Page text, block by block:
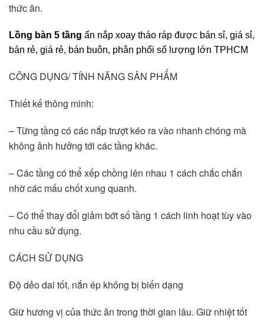
thức ăn.
Lồng bàn 5 tầng ấn nắp xoay tháo ráp được bán sỉ, giá sỉ,
bán rẻ, giá rẻ, bán buôn, phân phối số lượng lớn TPHCM
CÔNG DỤNG/ TÍNH NĂNG SẢN PHẨM
Thiết kế thông minh:
– Từng tầng có các nắp trượt kéo ra vào nhanh chóng mà
không ảnh hưởng tới các tầng khác.
– Các tầng có thể xếp chồng lên nhau 1 cách chắc chắn
nhờ các mấu chốt xung quanh.
– Có thể thay đổi giảm bớt số tầng 1 cách linh hoạt tùy vào
nhu cầu sử dụng.
CÁCH SỬ DỤNG
Độ dẻo dai tốt, nắn ép không bị biến dạng
Giữ hương vị của thức ăn trong thời gian lâu. Giữ nhiệt tốt